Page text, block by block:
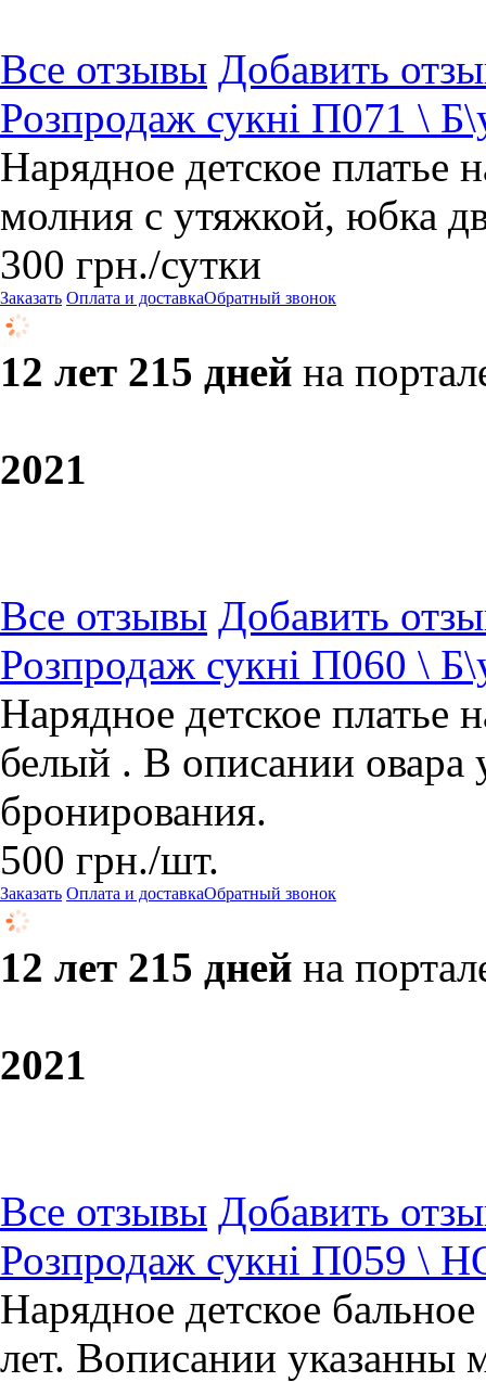
Все отзывы Добавить
Розпродаж сукні П071 \
Нарядное детское платье
молния с утяжкой, юбка
300 грн./сутки
Заказать Оплата и доставкаОбратный звонок
12 лет 215 дней на
2021
Все отзывы Добавить
Розпродаж сукні П060 \
Нарядное детское платье
белый . В описании овара
бронирования.
500 грн./шт.
Заказать Оплата и доставкаОбратный звонок
12 лет 215 дней на
2021
Все отзывы Добавить
Розпродаж сукні П059 \
Нарядное детское
лет. Вописании указанны